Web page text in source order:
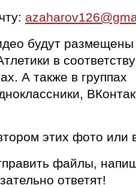
будут размещены
в
А также в группах
этих фото или
файлы,
ответят!